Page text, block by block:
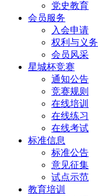
党史教育
会员服务
入会申请
权利与义务
会员风采
星城杯竞赛
通知公告
竞赛规则
在线培训
在线练习
在线考试
标准信息
标准公告
意见征集
试点示范
教育培训